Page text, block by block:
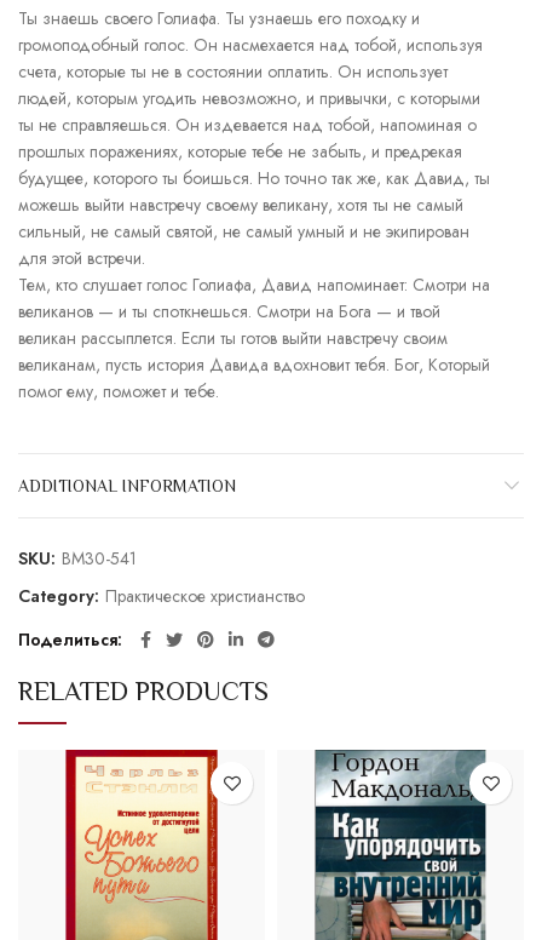
Ты знаешь своего Голиафа. Ты узнаешь его походку и
громоподобный голос. Он насмехается над тобой, используя
счета, которые ты не в состоянии оплатить. Он использует
людей, которым угодить невозможно, и привычки, с которыми
ты не справляешься. Он издевается над тобой, напоминая о
прошлых поражениях, которые тебе не забыть, и предрекая
будущее, которого ты боишься. Но точно так же, как Давид, ты
можешь выйти навстречу своему великану, хотя ты не самый
сильный, не самый святой, не самый умный и не экипирован
для этой встречи.
Тем, кто слушает голос Голиафа, Давид напоминает: Смотри на
великанов — и ты споткнешься. Смотри на Бога — и твой
великан рассыплется. Если ты готов выйти навстречу своим
великанам, пусть история Давида вдохновит тебя. Бог, Который
помог ему, поможет и тебе.
ADDITIONAL INFORMATION
SKU: BM30-541
Category: Практическое христианство
Поделиться
RELATED PRODUCTS